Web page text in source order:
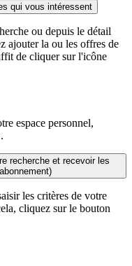
qui vous intéressent
ou depuis le détail
ajouter la ou les offres de
de cliquer sur l'icône
espace personnel,
recherche et recevoir les
les critères de votre
cliquez sur le bouton